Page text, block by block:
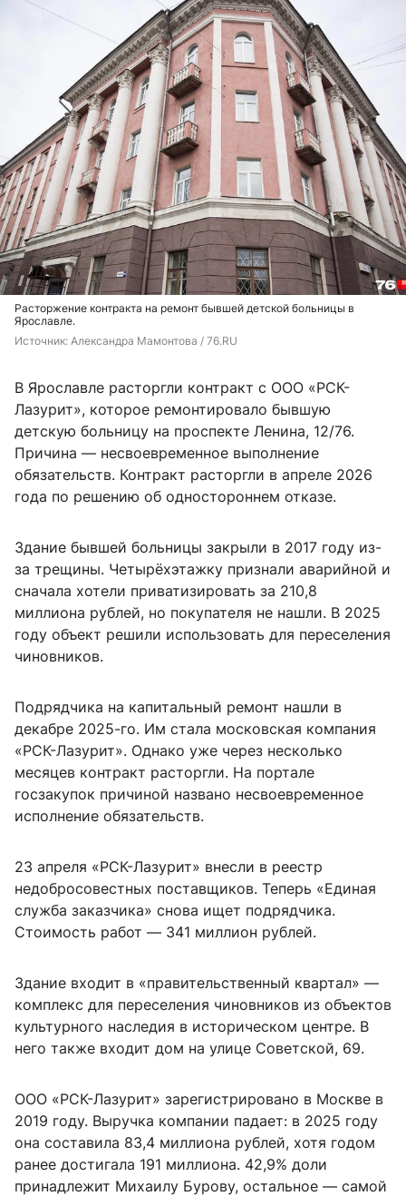
Расторжение контракта на ремонт бывшей детской больницы в
Ярославле.
Источник: Александра Мамонтова / 76.RU
В Ярославле расторгли контракт с ООО «РСК-
Лазурит», которое ремонтировало бывшую
детскую больницу на проспекте Ленина, 12/76.
Причина — несвоевременное выполнение
обязательств. Контракт расторгли в апреле 2026
года по решению об одностороннем отказе.
Здание бывшей больницы закрыли в 2017 году из-
за трещины. Четырёхэтажку признали аварийной и
сначала хотели приватизировать за 210,8
миллиона рублей, но покупателя не нашли. В 2025
году объект решили использовать для переселения
чиновников.
Подрядчика на капитальный ремонт нашли в
декабре 2025-го. Им стала московская компания
«РСК-Лазурит». Однако уже через несколько
месяцев контракт расторгли. На портале
госзакупок причиной названо несвоевременное
исполнение обязательств.
23 апреля «РСК-Лазурит» внесли в реестр
недобросовестных поставщиков. Теперь «Единая
служба заказчика» снова ищет подрядчика.
Стоимость работ — 341 миллион рублей.
Здание входит в «правительственный квартал» —
комплекс для переселения чиновников из объектов
культурного наследия в историческом центре. В
него также входит дом на улице Советской, 69.
ООО «РСК-Лазурит» зарегистрировано в Москве в
2019 году. Выручка компании падает: в 2025 году
она составила 83,4 миллиона рублей, хотя годом
ранее достигала 191 миллиона. 42,9% доли
принадлежит Михаилу Бурову, остальное — самой